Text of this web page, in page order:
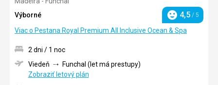
Výborné
Hodnotenie
4,5 / 5
Viac o Pestana Royal Premium All Inclusive Ocean & Spa
2 dni / 1 noc
Viedeň
Funchal (let má prestupy)
Zobraziť letový plán